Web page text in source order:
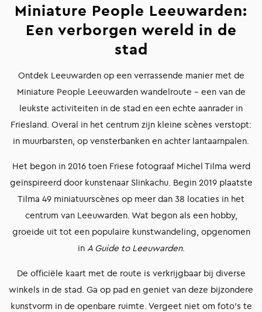
Miniature People Leeuwarden:
Een verborgen wereld in de
stad
Ontdek Leeuwarden op een verrassende manier met de
Miniature People Leeuwarden wandelroute – een van de
leukste activiteiten in de stad en een echte aanrader in
Friesland. Overal in het centrum zijn kleine scènes verstopt:
in muurbarsten, op vensterbanken en achter lantaarnpalen.
Het begon in 2016 toen Friese fotograaf Michel Tilma werd
geïnspireerd door kunstenaar Slinkachu. Begin 2019 plaatste
Tilma 49 miniatuurscènes op meer dan 38 locaties in het
centrum van Leeuwarden. Wat begon als een hobby,
groeide uit tot een populaire kunstwandeling, opgenomen
in A Guide to Leeuwarden.
De officiële kaart met de route is verkrijgbaar bij diverse
winkels in de stad. Ga op pad en geniet van deze bijzondere
kunstvorm in de openbare ruimte. Vergeet niet om foto’s te